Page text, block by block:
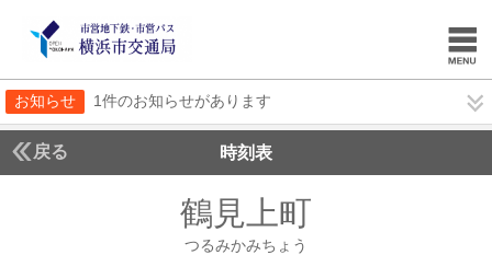
お知らせ 1件のお知らせがあります
戻る 時刻表
鶴見上町
つるみかみちょう